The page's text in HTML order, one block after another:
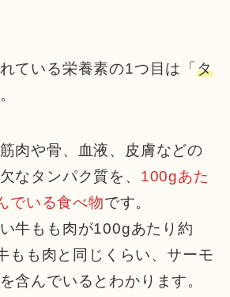
ている栄養素の1つ目は「タ
肉や骨、血液、皮膚などの
なタンパク質を、 100gあた
でいる食べ物です。
牛もも肉が100gあたり約
もも肉と同じくらい、サーモ
含んでいるとわかります。